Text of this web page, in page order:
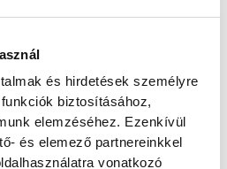
és hirdetések személyre
biztosításához,
elemzéséhez. Ezenkívül
és elemező partnereinkkel
vonatkozó
a
számára.
mosolyt az
szenvedő
ruhát a